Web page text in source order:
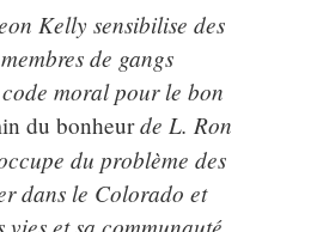
Kelly sensibilise des
de gangs
moral pour le bon
du bonheurde L. Ron
du problème des
dans le Colorado et